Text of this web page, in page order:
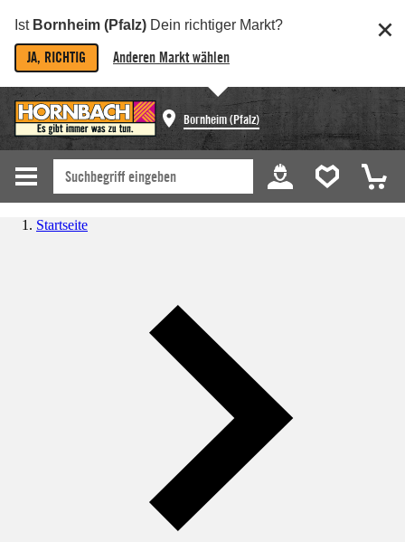
Ist Bornheim (Pfalz) Dein richtiger Markt?
JA, RICHTIG Anderen Markt wählen
Bornheim (Pfalz)
Startseite